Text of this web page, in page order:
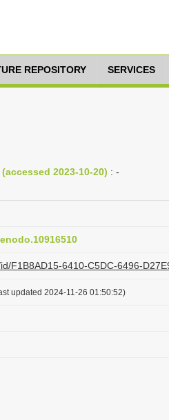
REPOSITORY SERVICES
2023-10-20) : -
F1B8AD15-6410-C5DC-6496-
updated 2024-11-26 01:50:52)